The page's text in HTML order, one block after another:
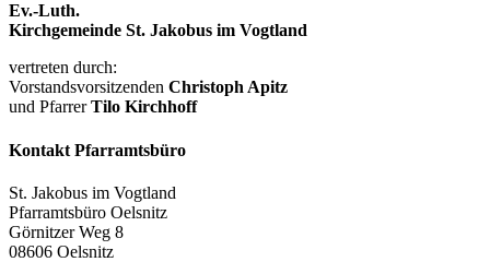
Ev.-Luth.
Kirchgemeinde St. Jakobus im Vogtland
vertreten durch:
Vorstandsvorsitzenden Christoph Apitz
und PfarrerTilo Kirchhoff
Kontakt Pfarramtsbüro
St. Jakobus im Vogtland
Pfarramtsbüro Oelsnitz
Görnitzer Weg 8
08606 Oelsnitz